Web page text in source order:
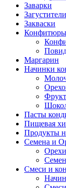
Заварки
Загустители
Закваски
Маргарин
Начинки
Пасты
Пищевая
Продукты
Семена и
Орехи
Смеси и